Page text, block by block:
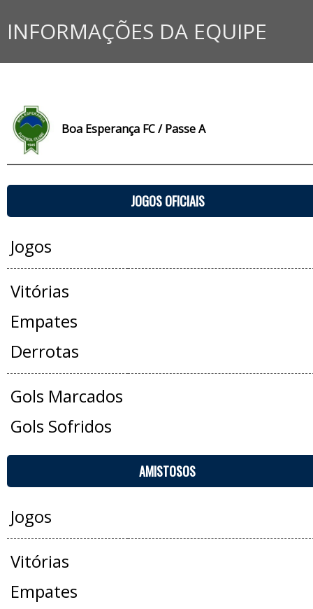
INFORMAÇÕES DA EQUIPE
Boa Esperança FC / Passe A
JOGOS OFICIAIS
Jogos
Vitórias
Empates
Derrotas
Gols Marcados
Gols Sofridos
AMISTOSOS
Jogos
Vitórias
Empates